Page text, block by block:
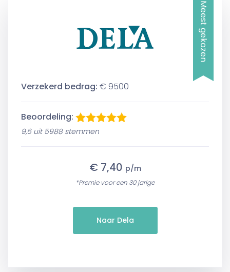
Meest gekozen
Verzekerd bedrag: € 9500
Beoordeling:
9,6 uit 5988 stemmen
€ 7,40 p/m
*Premie voor een 30 jarige
Naar Dela